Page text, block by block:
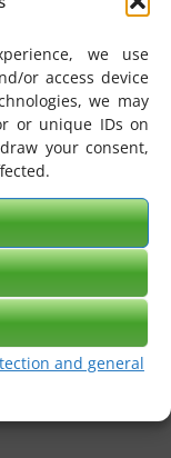
we use
or access device
we may
or unique IDs on
your consent,
and general
Tube (in
of exceeding
a